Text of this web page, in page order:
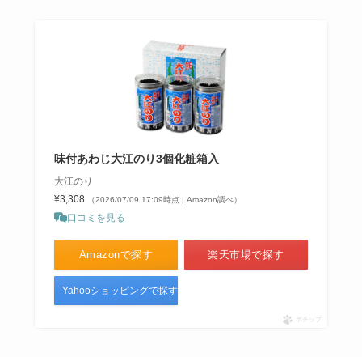
味付あわじ大江のり3個化粧箱入
大江のり
¥3,308
（2026/07/09 17:09時点 | Amazon調べ）
口コミを見る
Amazonで探す 楽天市場で探す
Yahooショッピングで探す
ポチップ